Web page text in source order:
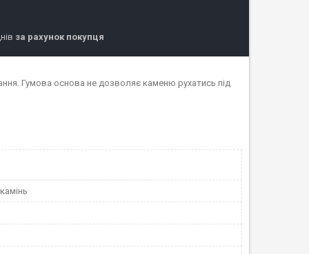
за рахунок покупця
Гумова основа не дозволяє каменю рухатись під